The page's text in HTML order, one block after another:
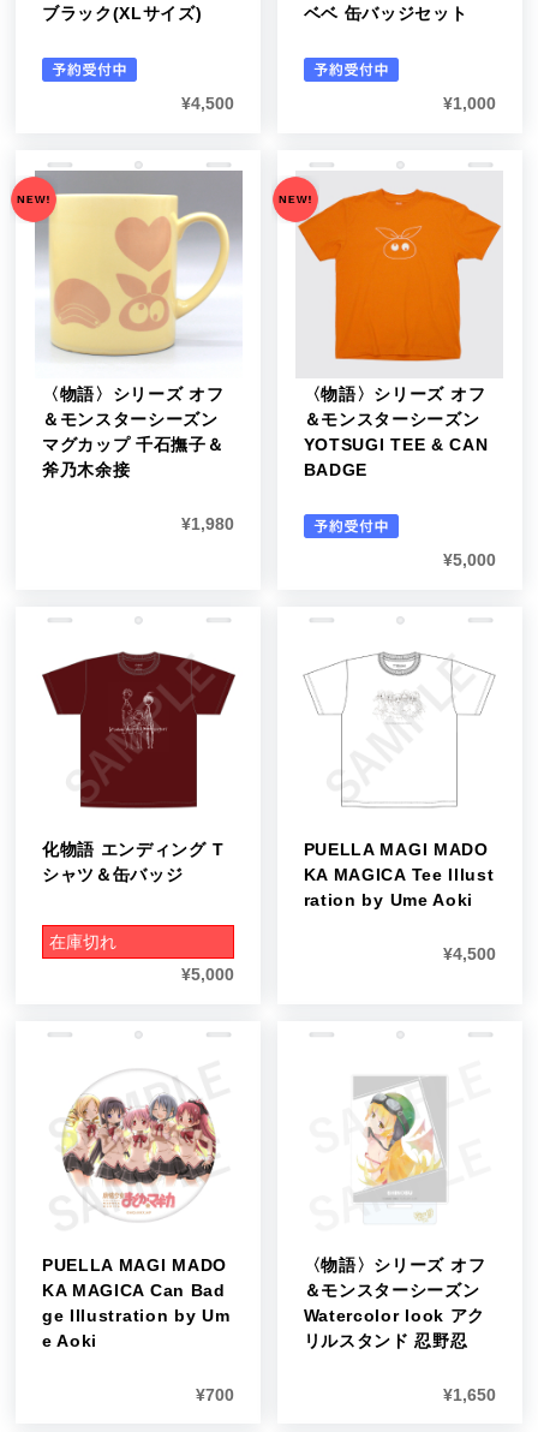
ブラック(XLサイズ)
¥4,500
ベベ 缶バッジセット
¥1,000
〈物語〉シリーズ オフ
＆モンスターシーズン
マグカップ 千石撫子＆
斧乃木余接
¥1,980
〈物語〉シリーズ オフ
＆モンスターシーズン
YOTSUGI TEE & CAN
BADGE
¥5,000
化物語 エンディング T
シャツ＆缶バッジ
在庫切れ
¥5,000
PUELLA MAGI MADO
KA MAGICA Tee Illust
ration by Ume Aoki
¥4,500
PUELLA MAGI MADO
KA MAGICA Can Bad
ge Illustration by Um
e Aoki
¥700
〈物語〉シリーズ オフ
＆モンスターシーズン
Watercolor look アク
リルスタンド 忍野忍
¥1,650